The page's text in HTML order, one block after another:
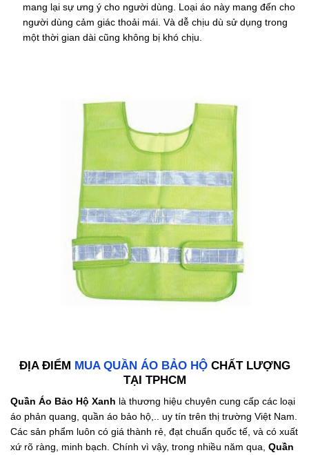
mang lại sự ưng ý cho người dùng. Loại áo này mang đến cho
người dùng cảm giác thoải mái. Và dễ chịu dù sử dụng trong
một thời gian dài cũng không bị khó chịu.
ĐỊA ĐIỂM MUA QUẦN ÁO BẢO HỘCHẤT LƯỢNG
TẠI TPHCM
Quần Áo Bảo Hộ Xanh là thương hiệu chuyên cung cấp các loại
áo phản quang, quần áo bảo hộ,.. uy tín trên thị trường Việt Nam.
Các sản phẩm luôn có giá thành rẻ, đạt chuẩn quốc tế, và có xuất
xứ rõ ràng, minh bạch. Chính vì vậy, trong nhiều năm qua, Quần